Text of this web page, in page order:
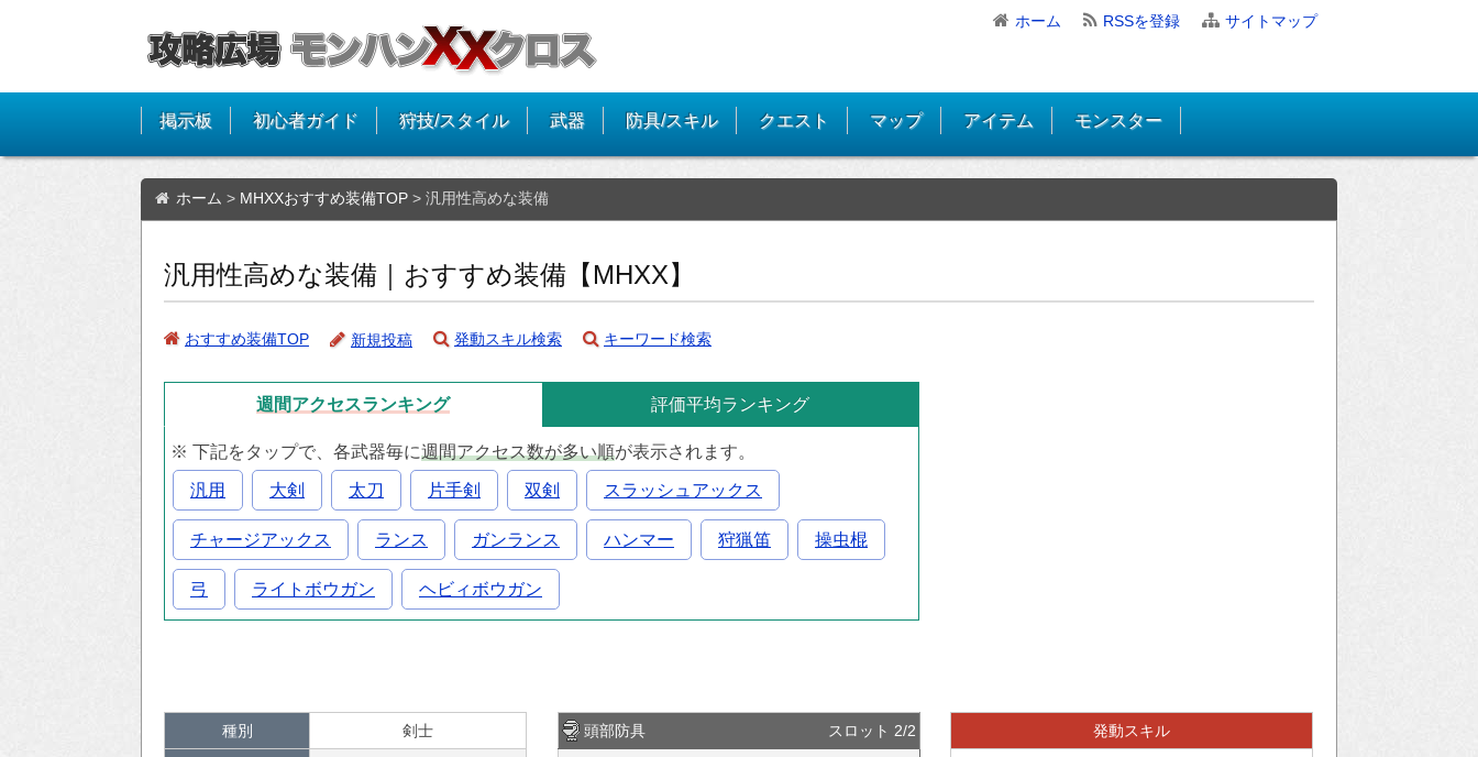
ホーム RSSを登録 サイトマップ
掲示板 初心者ガイド 狩技/スタイル 武器 防具/スキル クエスト マップ アイテム モンスター
ホーム > MHXXおすすめ装備TOP > 汎用性高めな装備
汎用性高めな装備｜おすすめ装備【MHXX】
おすすめ装備TOP 新規投稿 発動スキル検索 キーワード検索
週間アクセスランキング 評価平均ランキング
※ 下記をタップで、各武器毎に週間アクセス数が多い順が表示されます。
汎用 大剣 太刀 片手剣 双剣 スラッシュアックス
チャージアックス ランス ガンランス ハンマー 狩猟笛 操虫棍
弓 ライトボウガン ヘビィボウガン
種別 剣士 頭部防具 スロット 2/2 発動スキル